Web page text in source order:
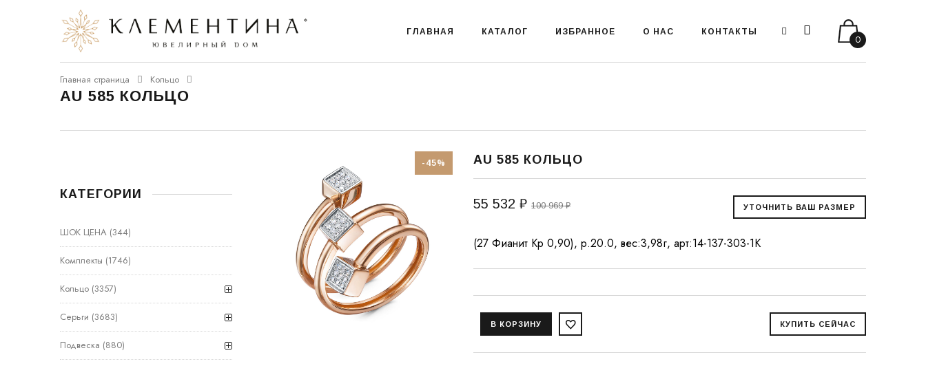
0
ГЛАВНАЯ КАТАЛОГ ИЗБРАННОЕ О НАС КОНТАКТЫ
Главная страница Кольцо
AU 585 КОЛЬЦО
-45% AU 585 КОЛЬЦО
55 532 ₽ 100 969 ₽
(27 Фианит Кр 0,90), р.20.0, вес:3,98г, арт:14-137-303-1К
КАТЕГОРИИ
ШОК ЦЕНА (344)
Комплекты (1746)
Кольцо (3357)
Серьги (3683)
Подвеска (880)